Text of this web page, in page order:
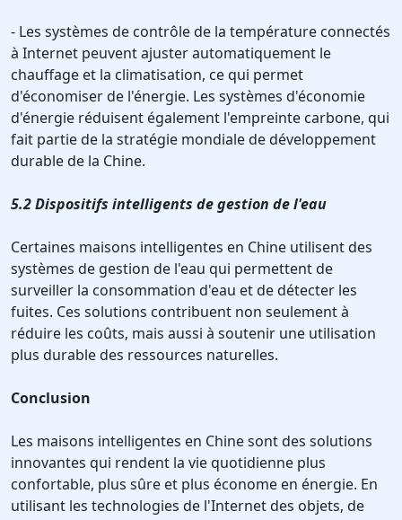
- Les systèmes de contrôle de la température connectés
à Internet peuvent ajuster automatiquement le
chauffage et la climatisation, ce qui permet
d'économiser de l'énergie. Les systèmes d'économie
d'énergie réduisent également l'empreinte carbone, qui
fait partie de la stratégie mondiale de développement
durable de la Chine.
5.2 Dispositifs intelligents de gestion de l'eau
Certaines maisons intelligentes en Chine utilisent des
systèmes de gestion de l'eau qui permettent de
surveiller la consommation d'eau et de détecter les
fuites. Ces solutions contribuent non seulement à
réduire les coûts, mais aussi à soutenir une utilisation
plus durable des ressources naturelles.
Conclusion
Les maisons intelligentes en Chine sont des solutions
innovantes qui rendent la vie quotidienne plus
confortable, plus sûre et plus économe en énergie. En
utilisant les technologies de l'Internet des objets, de